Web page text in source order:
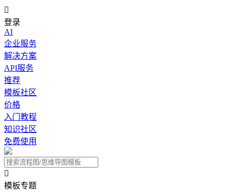

登录
AI
企业服务
解决方案
API服务
推荐
模板社区
价格
入门教程
知识社区
免费使用

模板专题